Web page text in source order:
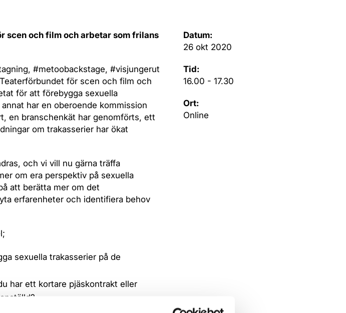
Datum:
26 okt 2020
Tid:
16.00 - 17.30
Ort:
Online
scen och film och arbetar som frilans
#metoobackstage, #visjungerut
för scen och film och
för att förebygga sexuella
har en oberoende kommission
en branschenkät har genomförts, ett
om trakasserier har ökat
och vi vill nu gärna träffa
om era perspektiv på sexuella
att berätta mer om det
erfarenheter och identifiera behov
sexuella trakasserier på de
har ett kortare pjäskontrakt eller